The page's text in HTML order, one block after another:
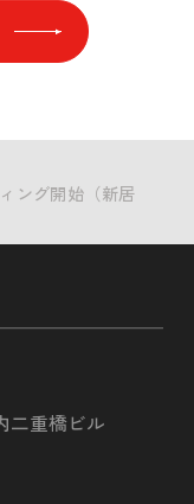
ング開始（新居
二重橋ビル